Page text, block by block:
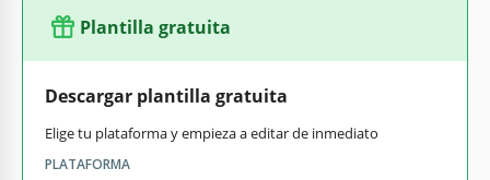
Plantilla gratuita
Descargar plantilla gratuita
Elige tu plataforma y empieza a editar de inmediato
PLATAFORMA